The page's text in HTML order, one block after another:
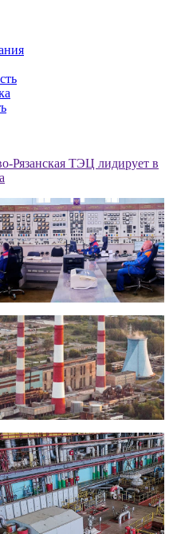
Рязанская ТЭЦ лидирует в
ТЭЦ
приёмов областного
Любимов вручил
конкурса «Лучшие
области». В
и распределение
газа и воды» лидером